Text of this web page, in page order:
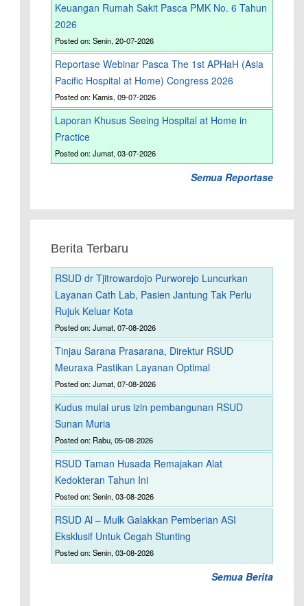
Keuangan Rumah Sakit Pasca PMK No. 6 Tahun
2026
Posted on: Senin, 20-07-2026
Reportase Webinar Pasca The 1st APHaH (Asia
Pacific Hospital at Home) Congress 2026
Posted on: Kamis, 09-07-2026
Laporan Khusus Seeing Hospital at Home in
Practice
Posted on: Jumat, 03-07-2026
Semua Reportase
Berita Terbaru
RSUD dr Tjitrowardojo Purworejo Luncurkan
Layanan Cath Lab, Pasien Jantung Tak Perlu
Rujuk Keluar Kota
Posted on: Jumat, 07-08-2026
Tinjau Sarana Prasarana, Direktur RSUD
Meuraxa Pastikan Layanan Optimal
Posted on: Jumat, 07-08-2026
Kudus mulai urus izin pembangunan RSUD
Sunan Muria
Posted on: Rabu, 05-08-2026
RSUD Taman Husada Remajakan Alat
Kedokteran Tahun Ini
Posted on: Senin, 03-08-2026
RSUD Al – Mulk Galakkan Pemberian ASI
Eksklusif Untuk Cegah Stunting
Posted on: Senin, 03-08-2026
Semua Berita